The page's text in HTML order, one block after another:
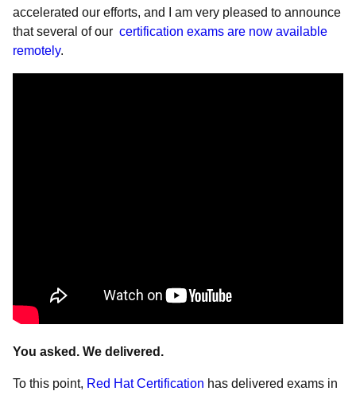
accelerated our efforts, and I am very pleased to announce
that several of our certification exams are now available
remotely.
You asked. We delivered.
To this point, Red Hat Certification has delivered exams in